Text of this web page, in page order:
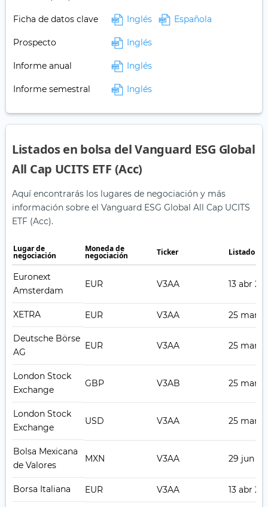
Ficha de datos clave Inglés Española
Prospecto Inglés
Informe anual Inglés
Informe semestral Inglés
Listados en bolsa del Vanguard ESG Global
All Cap UCITS ETF (Acc)
Aquí encontrarás los lugares de negociación y más
información sobre el Vanguard ESG Global All Cap UCITS
ETF (Acc).
Lugar de
negociación
Moneda de
negociación Ticker Listado en
Euronext
Amsterdam
EUR V3AA 13 abr
XETRA EUR V3AA 25 mar
Deutsche Börse
AG
EUR V3AA 25 mar
London Stock
Exchange
GBP V3AB 25 mar
London Stock
Exchange
USD V3AA 25 mar
Bolsa Mexicana
de Valores
MXN V3AA 29 jun
Borsa Italiana EUR V3AA 13 abr